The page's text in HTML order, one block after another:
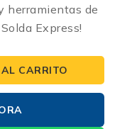
herramientas de
Express!
CARRITO